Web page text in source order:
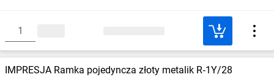
IMPRESJA Ramka pojedyncza złoty metalik R‑1Y/28